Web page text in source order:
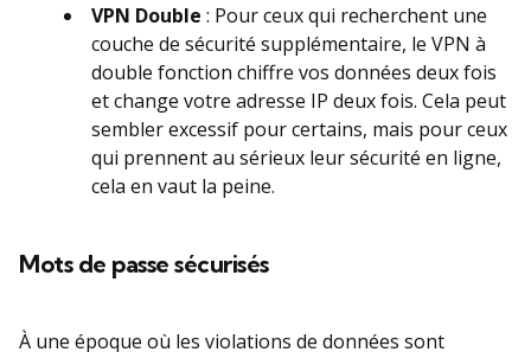
VPN Double : Pour ceux qui recherchent une
couche de sécurité supplémentaire, le VPN à
double fonction chiffre vos données deux fois
et change votre adresse IP deux fois. Cela peut
sembler excessif pour certains, mais pour ceux
qui prennent au sérieux leur sécurité en ligne,
cela en vaut la peine.
Mots de passe sécurisés
À une époque où les violations de données sont